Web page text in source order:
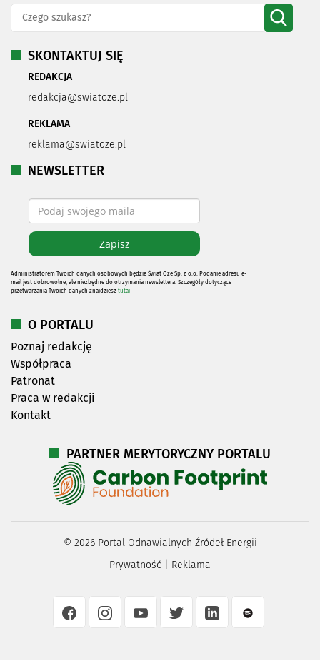
SKONTAKTUJ SIĘ
REDAKCJA
redakcja@swiatoze.pl
REKLAMA
reklama@swiatoze.pl
NEWSLETTER
Administratorem Twoich danych osobowych będzie Świat Oze Sp. z o.o. Podanie adresu e-
mail jest dobrowolne, ale niezbędne do otrzymania newslettera. Szczegóły dotyczące
przetwarzania Twoich danych znajdziesz tutaj
O PORTALU
Poznaj redakcję
Współpraca
Patronat
Praca w redakcji
Kontakt
PARTNER MERYTORYCZNY PORTALU
© 2026Portal Odnawialnych Źródeł Energii
Prywatność
Reklama